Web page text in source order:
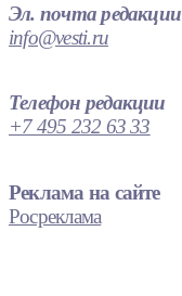
Эл. почта редакции
info@vesti.ru
Телефон редакции
+7 495 232 63 33
Реклама на сайте
Росреклама